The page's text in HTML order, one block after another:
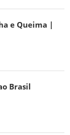
e Queima |
Brasil